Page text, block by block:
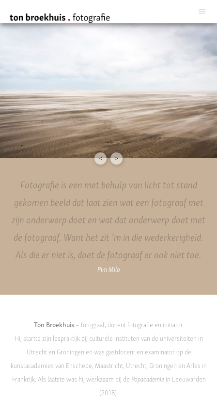
Fotografie is een met behulp van licht tot stand
gekomen beeld dat laat zien wat een fotograaf met
zijn onderwerp doet en wat dat onderwerp doet met
de fotograaf. Want het zit ’m in die wederkerigheid.
Als die er niet is, doet de fotograaf er ook niet toe.
Pim Milo
< >
Ton Broekhuis– fotograaf, docent fotografie en initiator.
Hij startte zijn lespraktijk bij culturele instituten van de universiteiten in
Utrecht en Groningen en was gastdocent en examinator op de
kunstacademies van Enschede, Maastricht, Utrecht, Groningen en Arles in
Frankrijk. Als laatste was hij werkzaam bij de Popacademiein Leeuwarden
(2018).